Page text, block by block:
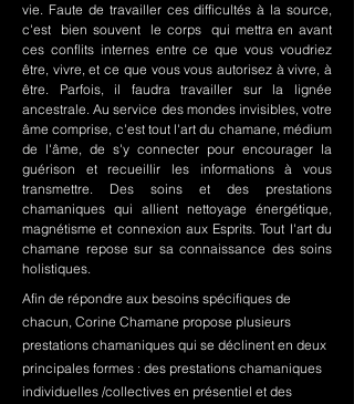
vie. Faute de travailler ces difficultés à la source,
c'est bien souvent le corps qui mettra en avant
ces conflits internes entre ce que vous voudriez
être, vivre, et ce que vous vous autorisez à vivre, à
être. Parfois, il faudra travailler sur la lignée
ancestrale. Au service des mondes invisibles, votre
âme comprise, c'est tout l'art du chamane, médium
de l'âme, de s'y connecter pour encourager la
guérison et recueillir les informations à vous
transmettre. Des soins et des prestations
chamaniques qui allient nettoyage énergétique,
magnétisme et connexion aux Esprits. Tout l'art du
chamane repose sur sa connaissance des soins
holistiques.
Afin de répondre aux besoins spécifiques de
chacun, Corine Chamane propose plusieurs
prestations chamaniques qui se déclinent en deux
principales formes : des prestations chamaniques
individuelles /collectives en présentiel et des